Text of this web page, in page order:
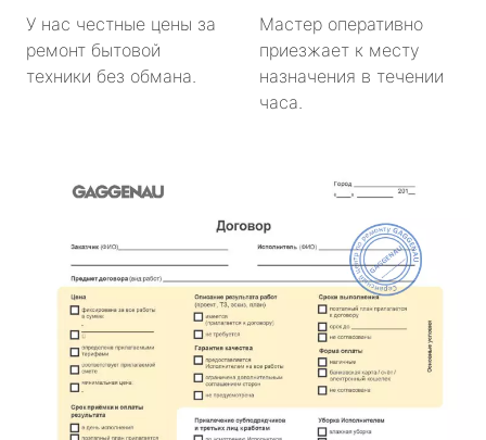
У нас честные цены за
ремонт бытовой
техники без обмана.
Мастер оперативно
приезжает к месту
назначения в течении
часа.